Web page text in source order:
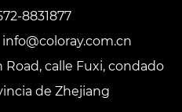
8831877
info@coloray.com.cn
Road, calle Fuxi, condado
de Zhejiang